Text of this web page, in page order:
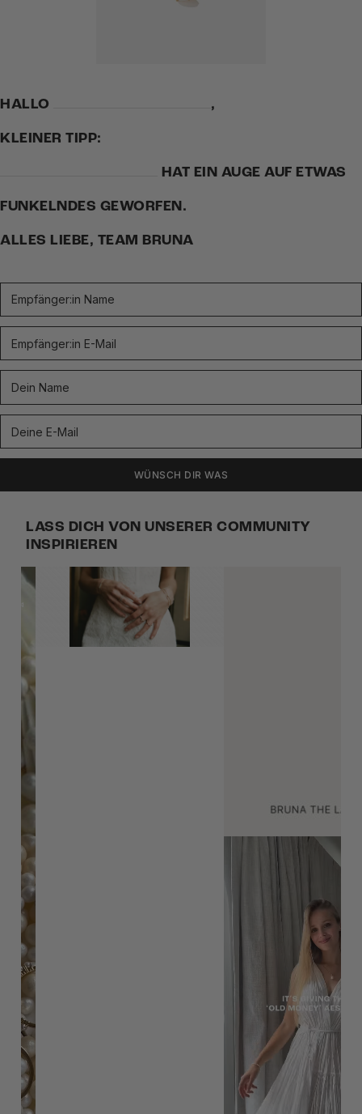
HALLO ,
KLEINER TIPP:
HAT EIN AUGE AUF ETWAS
FUNKELNDES GEWORFEN.
ALLES LIEBE, TEAM BRUNA
WÜNSCH DIR WAS
LASS DICH VON UNSERER COMMUNITY
INSPIRIEREN